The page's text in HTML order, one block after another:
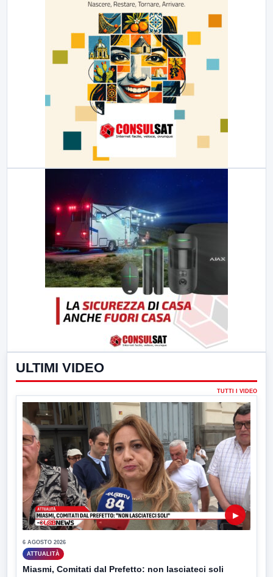
ULTIMI VIDEO
TUTTI I VIDEO
▶
6 AGOSTO 2026
ATTUALITÀ
Miasmi, Comitati dal Prefetto: non lasciateci soli